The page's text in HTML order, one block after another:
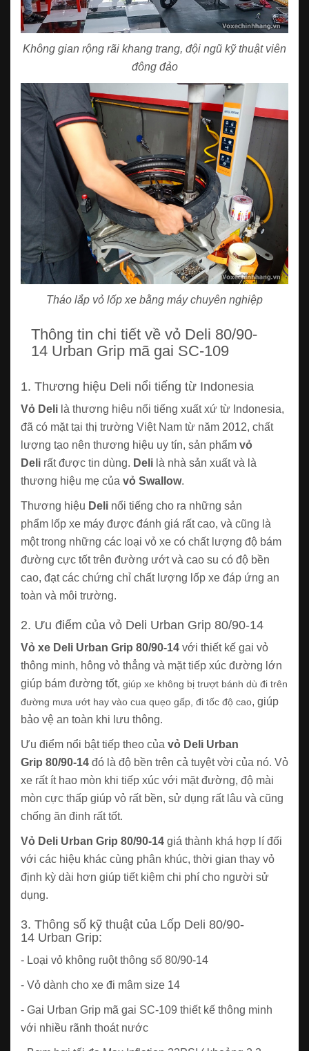
Không gian rộng rãi khang trang, đội ngũ kỹ thuật viên
đông đảo
Tháo lắp vỏ lốp xe bằng máy chuyên nghiệp
Thông tin chi tiết về vỏ Deli 80/90-
14 Urban Grip mã gai SC-109
1. Thương hiệu Deli nổi tiếng từ Indonesia
Vỏ Deli là thương hiệu nổi tiếng xuất xứ từ Indonesia,
đã có mặt tại thị trường Việt Nam từ năm 2012, chất
lượng tạo nên thương hiệu uy tín, sản phẩm vỏ
Deli rất được tin dùng. Deli là nhà sản xuất và là
thương hiệu mẹ của vỏ Swallow.
Thương hiệu Deli nổi tiếng cho ra những sản
phẩm lốp xe máy được đánh giá rất cao, và cũng là
một trong những các loại vỏ xe có chất lượng độ bám
đường cực tốt trên đường ướt và cao su có độ bền
cao, đạt các chứng chỉ chất lượng lốp xe đáp ứng an
toàn và môi trường.
2. Ưu điểm của vỏ Deli Urban Grip 80/90-14
Vỏ xe Deli Urban Grip 80/90-14 với thiết kế gai vỏ
thông minh, hông vỏ thẳng và mặt tiếp xúc đường lớn
giúp bám đường tốt, giúp xe không bị trượt bánh dù đi trên
đường mưa ướt hay vào cua quẹo gấp, đi tốc độ cao, giúp
bảo vệ an toàn khi lưu thông.
Ưu điểm nổi bật tiếp theo của vỏ Deli Urban
Grip 80/90-14 đó là độ bền trên cả tuyệt vời của nó. Vỏ
xe rất ít hao mòn khi tiếp xúc với mặt đường, độ mài
mòn cực thấp giúp vỏ rất bền, sử dụng rất lâu và cũng
chống ăn đinh rất tốt.
Vỏ Deli Urban Grip 80/90-14 giá thành khá hợp lí đối
với các hiệu khác cùng phân khúc, thời gian thay vỏ
định kỳ dài hơn giúp tiết kiệm chi phí cho người sử
dụng.
3. Thông số kỹ thuật của Lốp Deli 80/90-
14 Urban Grip:
- Loại vỏ không ruột thông số 80/90-14
- Vỏ dành cho xe đi mâm size 14
- Gai Urban Grip mã gai SC-109 thiết kế thông minh
với nhiều rãnh thoát nước